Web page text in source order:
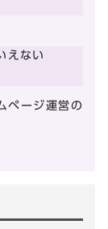
えない
ページ運営の